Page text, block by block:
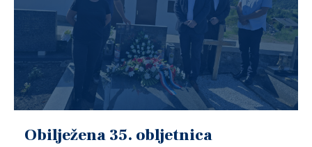
Obilježena 35. obljetnica